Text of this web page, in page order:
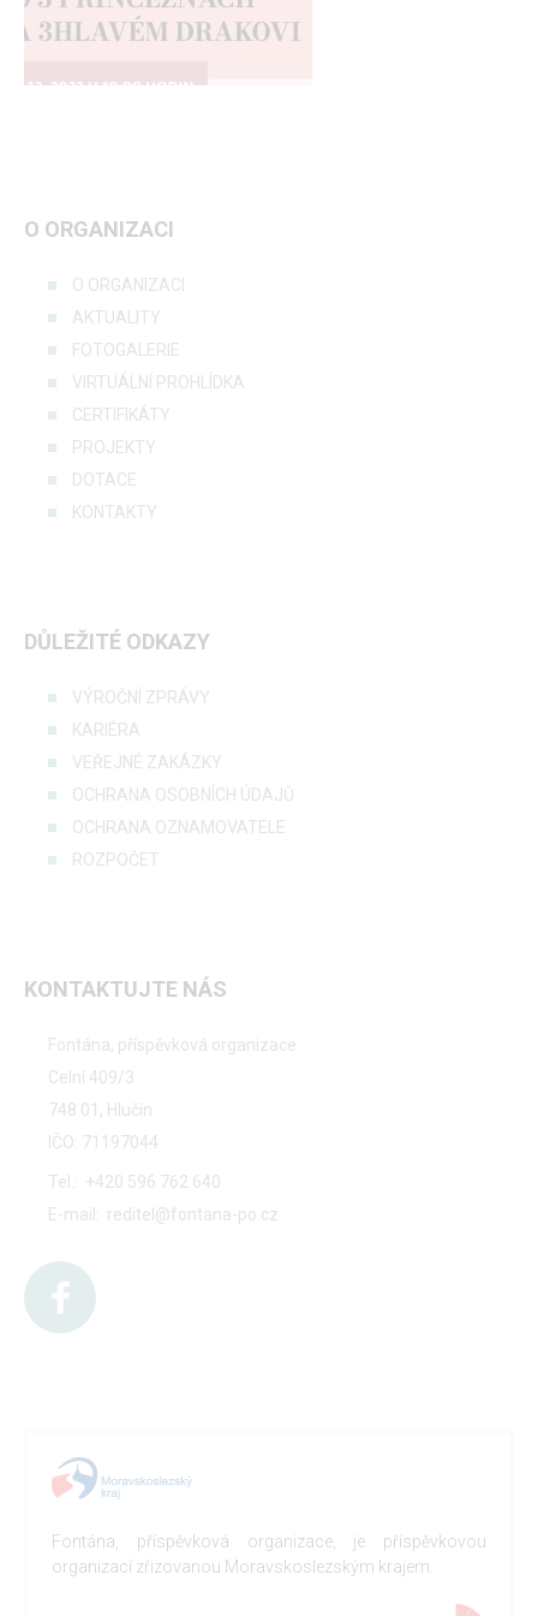
O ORGANIZACI
O ORGANIZACI
AKTUALITY
FOTOGALERIE
VIRTUÁLNÍ PROHLÍDKA
CERTIFIKÁTY
PROJEKTY
DOTACE
KONTAKTY
DŮLEŽITÉ ODKAZY
VÝROČNÍ ZPRÁVY
KARIÉRA
VEŘEJNÉ ZAKÁZKY
OCHRANA OSOBNÍCH ÚDAJŮ
OCHRANA OZNAMOVATELE
ROZPOČET
KONTAKTUJTE NÁS
Fontána, příspěvková organizace
Celní 409/3
748 01, Hlučín
IČO: 71197044
Tel.: +420 596 762 640
E-mail: reditel@fontana-po.cz
Fontána, příspěvková organizace, je příspěvkovou
organizací zřizovanou Moravskoslezským krajem.